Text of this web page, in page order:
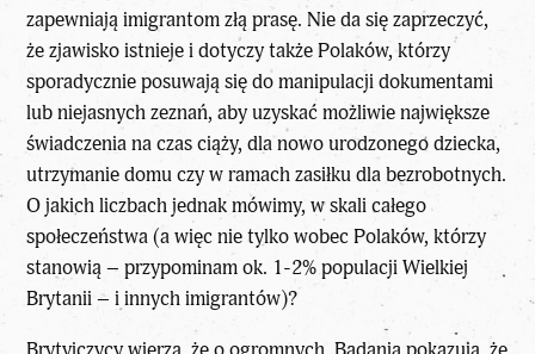
zapewniają imigrantom złą prasę. Nie da się zaprzeczyć,
że zjawisko istnieje i dotyczy także Polaków, którzy
sporadycznie posuwają się do manipulacji dokumentami
lub niejasnych zeznań, aby uzyskać możliwie największe
świadczenia na czas ciąży, dla nowo urodzonego dziecka,
utrzymanie domu czy w ramach zasiłku dla bezrobotnych.
O jakich liczbach jednak mówimy, w skali całego
społeczeństwa (a więc nie tylko wobec Polaków, którzy
stanowią – przypominam ok. 1-2% populacji Wielkiej
Brytanii – i innych imigrantów)?